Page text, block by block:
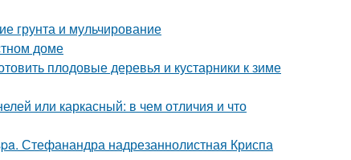
грунта и мульчирование
доме
плодовые деревья и кустарники к зиме
или каркасный: в чем отличия и что
Стефанандра надрезаннолистная Криспа